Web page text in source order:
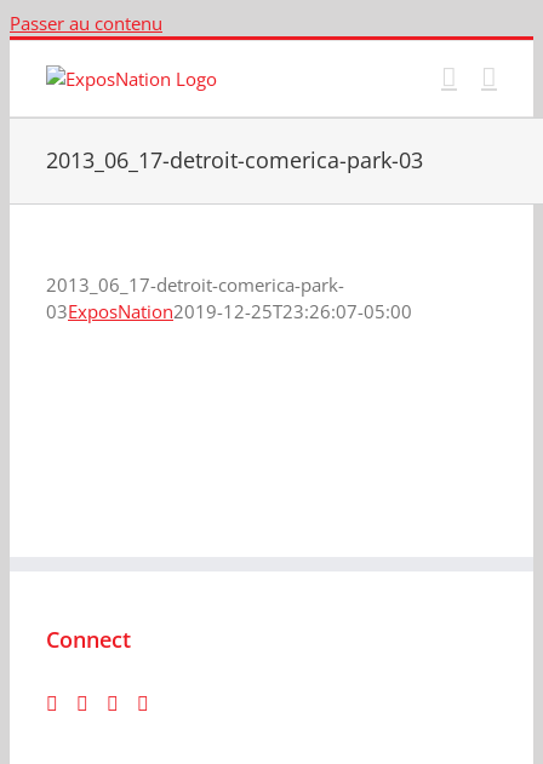
Passer au contenu
2013_06_17-detroit-comerica-park-03
2013_06_17-detroit-comerica-park-
03ExposNation2019-12-25T23:26:07-05:00
Connect